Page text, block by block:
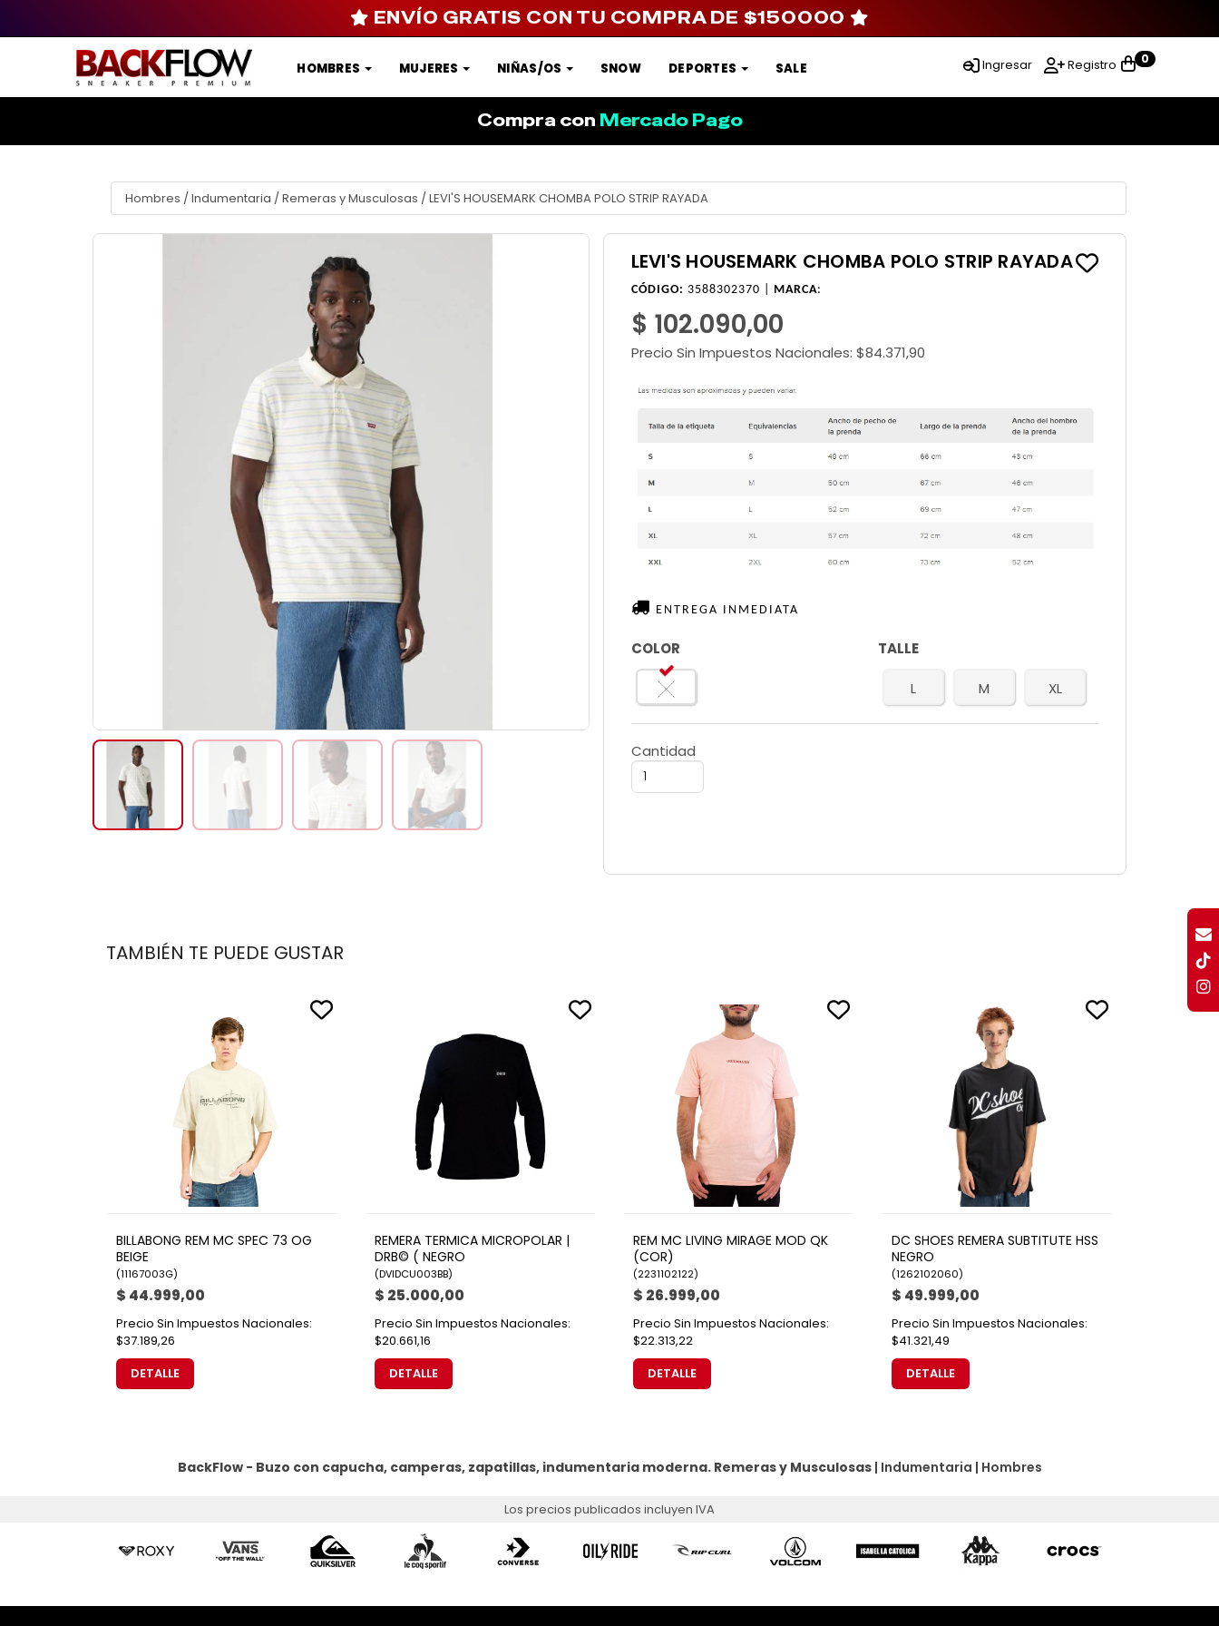
Ingresar Registro 0
HOMBRES MUJERES NIÑAS/OS SNOW DEPORTES SALE
ENVÍO GRATIS CON TU COMPRA DE $150000
Compra con Mercado Pago
Hombres / Indumentaria / Remeras y Musculosas / LEVI'S HOUSEMARK CHOMBA POLO STRIP RAYADA
LEVI'S HOUSEMARK CHOMBA POLO STRIP RAYADA
CÓDIGO: 3588302370 | MARCA:
$ 102.090,00
Precio Sin Impuestos Nacionales: $84.371,90
ENTREGA INMEDIATA
COLOR TALLE
L M XL
Cantidad
TAMBIÉN TE PUEDE GUSTAR
BILLABONG REM MC SPEC 73 OG
BEIGE
(11167003G)
$ 44.999,00
Precio Sin Impuestos Nacionales:
$37.189,26
DETALLE
REMERA TERMICA MICROPOLAR |
DRB© ( NEGRO
(DVIDCU003BB)
$ 25.000,00
Precio Sin Impuestos Nacionales:
$20.661,16
DETALLE
REM MC LIVING MIRAGE MOD QK
(COR)
(2231102122)
$ 26.999,00
Precio Sin Impuestos Nacionales:
$22.313,22
DETALLE
DC SHOES REMERA SUBTITUTE HSS
NEGRO
(1262102060)
$ 49.999,00
Precio Sin Impuestos Nacionales:
$41.321,49
DETALLE
BackFlow - Buzo con capucha, camperas, zapatillas, indumentaria moderna. Remeras y Musculosas| Indumentaria | Hombres
Los precios publicados incluyen IVA